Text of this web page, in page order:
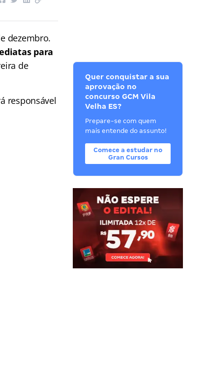
dezembro.
para
de
responsável
Quer conquistar a sua
aprovação no
concurso GCM Vila
Velha ES?
Prepare-se com quem
mais entende do assunto!
Comece a estudar no
Gran Cursos